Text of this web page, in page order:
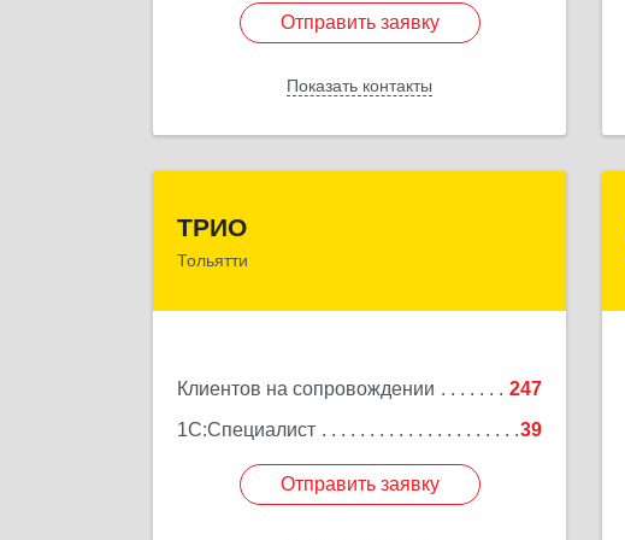
Отправить заявку
Показать контакты
Отправить заявку
Назад
ТРИО
Тольятти
Клиентов на сопровождении
247
1С:Специалист
39
Отправить заявку
445004, Самарская обл, Тольятти г,
Отправить заявку